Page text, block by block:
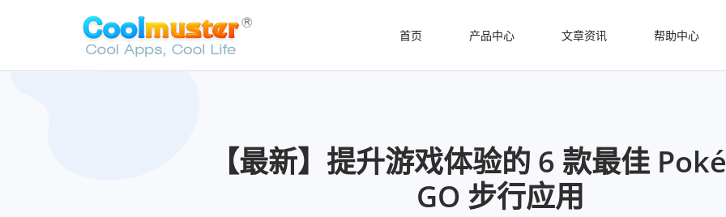
首页 产品中心 文章资讯 帮助中心
【最新】提升游戏体验的 6 款最佳
GO 步行应用